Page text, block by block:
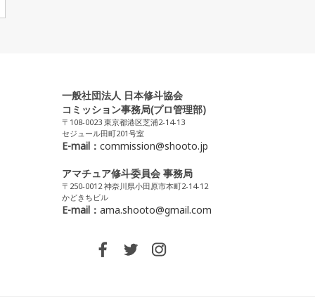
一般社団法人 日本修斗協会
コミッション事務局(プロ管理部)
〒108-0023 東京都港区芝浦2-14-13
セジュール田町201号室
E-mail： commission@shooto.jp
アマチュア修斗委員会 事務局
〒250-0012 神奈川県小田原市本町2-14-12
かどきちビル
E-mail： ama.shooto@gmail.com